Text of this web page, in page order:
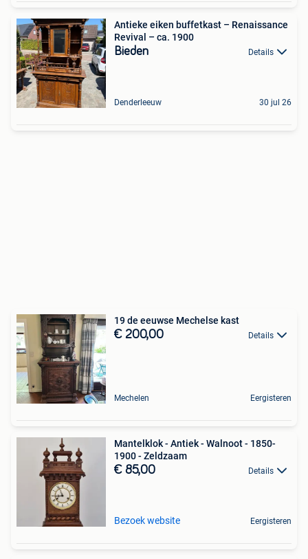
Antieke eiken buffetkast – Renaissance
Revival – ca. 1900
Bieden Details
Denderleeuw 30 jul 26
19 de eeuwse Mechelse kast
€ 200,00 Details
Mechelen Eergisteren
Mantelklok - Antiek - Walnoot - 1850-
1900 - Zeldzaam
€ 85,00 Details
Bezoek website Eergisteren